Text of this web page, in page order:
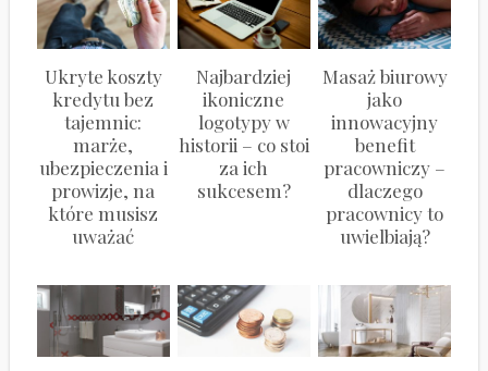
Ukryte koszty
kredytu bez
tajemnic:
marże,
ubezpieczenia i
prowizje, na
które musisz
uważać
Najbardziej
ikoniczne
logotypy w
historii – co stoi
za ich
sukcesem?
Masaż biurowy
jako
innowacyjny
benefit
pracowniczy –
dlaczego
pracownicy to
uwielbiają?